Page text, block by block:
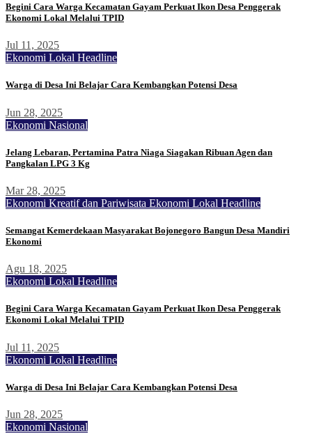
Begini Cara Warga Kecamatan Gayam Perkuat Ikon Desa Penggerak
Ekonomi Lokal Melalui TPID
Jul 11, 2025
Ekonomi Lokal Headline
Warga di Desa Ini Belajar Cara Kembangkan Potensi Desa
Jun 28, 2025
Ekonomi Nasional
Jelang Lebaran, Pertamina Patra Niaga Siagakan Ribuan Agen dan
Pangkalan LPG 3 Kg
Mar 28, 2025
Ekonomi Kreatif dan Pariwisata Ekonomi Lokal Headline
Semangat Kemerdekaan Masyarakat Bojonegoro Bangun Desa Mandiri
Ekonomi
Agu 18, 2025
Ekonomi Lokal Headline
Begini Cara Warga Kecamatan Gayam Perkuat Ikon Desa Penggerak
Ekonomi Lokal Melalui TPID
Jul 11, 2025
Ekonomi Lokal Headline
Warga di Desa Ini Belajar Cara Kembangkan Potensi Desa
Jun 28, 2025
Ekonomi Nasional